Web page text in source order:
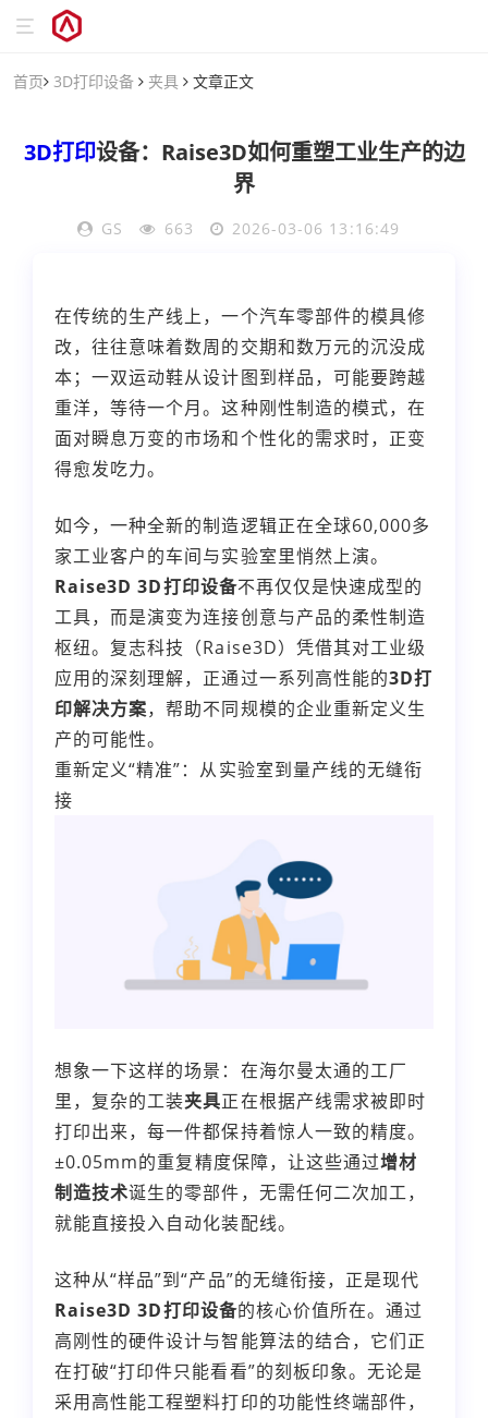
首页 3D打印设备 夹具 文章正文
3D打印设备：Raise3D如何重塑工业生产的边
界
GS 663 2026-03-06 13:16:49
在传统的生产线上，一个汽车零部件的模具修
改，往往意味着数周的交期和数万元的沉没成
本；一双运动鞋从设计图到样品，可能要跨越
重洋，等待一个月。这种刚性制造的模式，在
面对瞬息万变的市场和个性化的需求时，正变
得愈发吃力。
如今，一种全新的制造逻辑正在全球60,000多
家工业客户的车间与实验室里悄然上演。
Raise3D3D打印设备不再仅仅是快速成型的
工具，而是演变为连接创意与产品的柔性制造
枢纽。复志科技（Raise3D）凭借其对工业级
应用的深刻理解，正通过一系列高性能的3D打
印解决方案，帮助不同规模的企业重新定义生
产的可能性。
重新定义“精准”：从实验室到量产线的无缝衔
接
想象一下这样的场景：在海尔曼太通的工厂
里，复杂的工装夹具正在根据产线需求被即时
打印出来，每一件都保持着惊人一致的精度。
±0.05mm的重复精度保障，让这些通过增材
制造技术诞生的零部件，无需任何二次加工，
就能直接投入自动化装配线。
这种从“样品”到“产品”的无缝衔接，正是现代
Raise3D 3D打印设备的核心价值所在。通过
高刚性的硬件设计与智能算法的结合，它们正
在打破“打印件只能看看”的刻板印象。无论是
采用高性能工程塑料打印的功能性终端部件，